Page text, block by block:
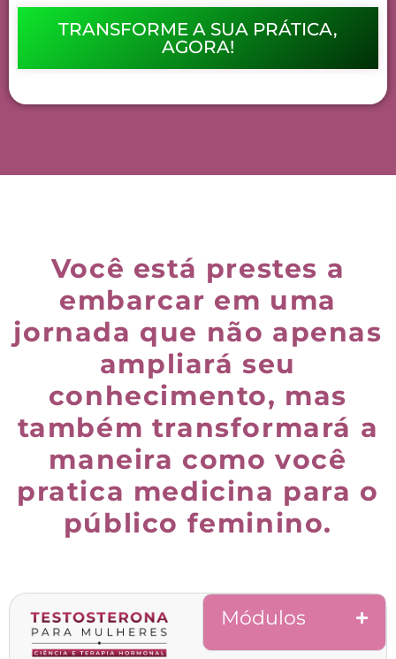
TRANSFORME A SUA PRÁTICA,
AGORA!
Você está prestes a
embarcar em uma
jornada que não apenas
ampliará seu
conhecimento, mas
também transformará a
maneira como você
pratica medicina para o
público feminino.
Módulos